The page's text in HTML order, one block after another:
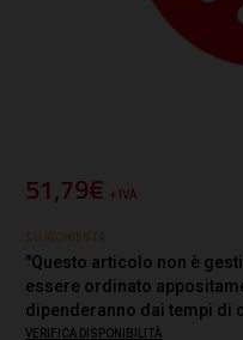
51,79€ + IVA
SU RICHIESTA
"Questo articolo non è
essere ordinato
dipenderanno dai tempi di
VERIFICA DISPONIBILITÀ